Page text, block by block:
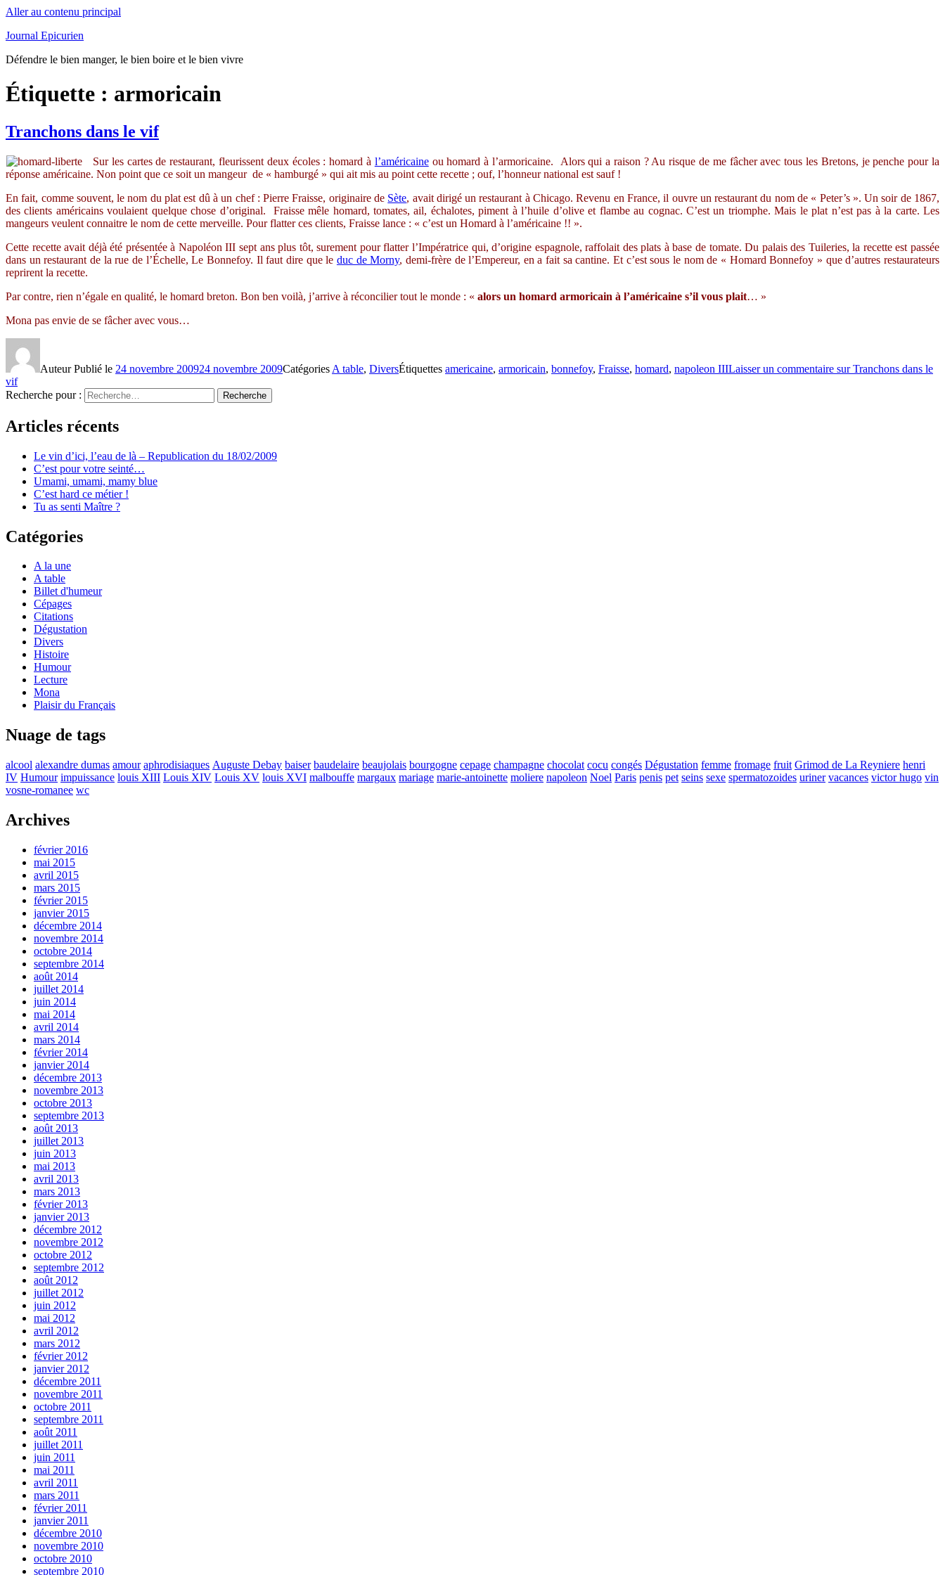
Aller au contenu principal
Journal Epicurien
Défendre le bien manger, le bien boire et le bien vivre
Étiquette : armoricain
Tranchons dans le vif
Sur les cartes de restaurant, fleurissent deux écoles : homard à l’américaineou homard à l’armoricaine. Alors qui a raison ? Au risque de me fâcher avec tous les Bretons, je penche pour la
réponse américaine. Non point que ce soit un mangeur de « hamburgé » qui ait mis au point cette recette ; ouf, l’honneur national est sauf !
En fait, comme souvent, le nom du plat est dû à un chef : Pierre Fraisse, originaire de Sète, avait dirigé un restaurant à Chicago. Revenu en France, il ouvre un restaurant du nom de « Peter’s ». Un soir de 1867,
des clients américains voulaient quelque chose d’original. Fraisse mêle homard, tomates, ail, échalotes, piment à l’huile d’olive et flambe au cognac. C’est un triomphe. Mais le plat n’est pas à la carte. Les
mangeurs veulent connaitre le nom de cette merveille. Pour flatter ces clients, Fraisse lance : « c’est un Homard à l’américaine !! ».
Cette recette avait déjà été présentée à Napoléon III sept ans plus tôt, surement pour flatter l’Impératrice qui, d’origine espagnole, raffolait des plats à base de tomate. Du palais des Tuileries, la recette est passée
dans un restaurant de la rue de l’Échelle, Le Bonnefoy. Il faut dire que le duc de Morny, demi-frère de l’Empereur, en a fait sa cantine. Et c’est sous le nom de « Homard Bonnefoy » que d’autres restaurateurs
reprirent la recette.
Par contre, rien n’égale en qualité, le homard breton. Bon ben voilà, j’arrive à réconcilier tout le monde : « alors un homard armoricain à l’américaine s’il vous plait… »
Mona pas envie de se fâcher avec vous…
AuteurPublié le 24 novembre 200924 novembre 2009Catégories A table, DiversÉtiquettes americaine, armoricain, bonnefoy, Fraisse, homard, napoleon IIILaisser un commentaire sur Tranchons dans le
vif
Recherche pour :
Recherche
Articles récents
Le vin d’ici, l’eau de là – Republication du 18/02/2009
C’est pour votre seinté…
Umami, umami, mamy blue
C’est hard ce métier !
Tu as senti Maître ?
Catégories
A la une
A table
Billet d'humeur
Cépages
Citations
Dégustation
Divers
Histoire
Humour
Lecture
Mona
Plaisir du Français
Nuage de tags
alcool alexandre dumas amour aphrodisiaques Auguste Debay baiser baudelaire beaujolais bourgogne cepage champagne chocolat cocu congés Dégustation femme fromage fruit Grimod de La Reyniere henri
IV Humour impuissance louis XIII Louis XIV Louis XV louis XVI malbouffe margaux mariage marie-antoinette moliere napoleon Noel Paris penis pet seins sexe spermatozoides uriner vacances victor hugo vin
vosne-romanee wc
Archives
février 2016
mai 2015
avril 2015
mars 2015
février 2015
janvier 2015
décembre 2014
novembre 2014
octobre 2014
septembre 2014
août 2014
juillet 2014
juin 2014
mai 2014
avril 2014
mars 2014
février 2014
janvier 2014
décembre 2013
novembre 2013
octobre 2013
septembre 2013
août 2013
juillet 2013
juin 2013
mai 2013
avril 2013
mars 2013
février 2013
janvier 2013
décembre 2012
novembre 2012
octobre 2012
septembre 2012
août 2012
juillet 2012
juin 2012
mai 2012
avril 2012
mars 2012
février 2012
janvier 2012
décembre 2011
novembre 2011
octobre 2011
septembre 2011
août 2011
juillet 2011
juin 2011
mai 2011
avril 2011
mars 2011
février 2011
janvier 2011
décembre 2010
novembre 2010
octobre 2010
septembre 2010